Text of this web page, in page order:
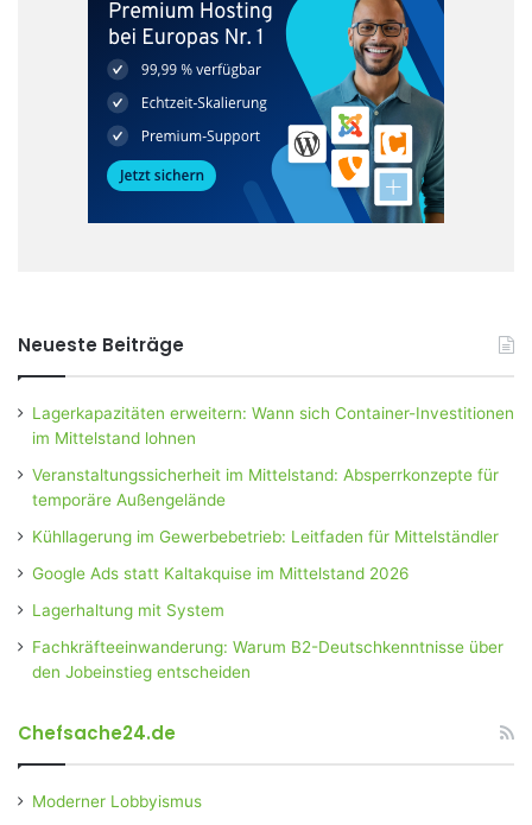
Neueste Beiträge
Lagerkapazitäten erweitern: Wann sich Container-Investitionen
im Mittelstand lohnen
Veranstaltungssicherheit im Mittelstand: Absperrkonzepte für
temporäre Außengelände
Kühllagerung im Gewerbebetrieb: Leitfaden für Mittelständler
Google Ads statt Kaltakquise im Mittelstand 2026
Lagerhaltung mit System
Fachkräfteeinwanderung: Warum B2-Deutschkenntnisse über
den Jobeinstieg entscheiden
Chefsache24.de
Moderner Lobbyismus